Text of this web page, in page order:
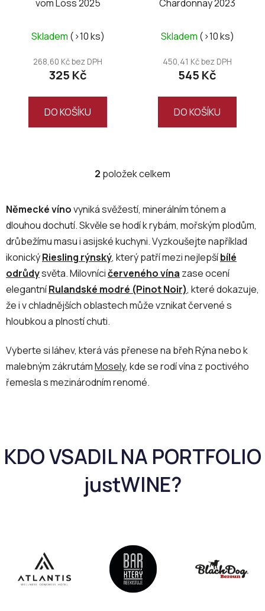
vom Löss 2025
Skladem (>10 ks)
268,60 Kč bez DPH
325 Kč
DO KOŠÍKU
Chardonnay 2023
Skladem (>10 ks)
450,41 Kč bez DPH
545 Kč
DO KOŠÍKU
O
l
á
d
a
c
í
p
r
v
v
ý
p
i
2 položek celkem
Německé vínovyniká svěžestí, minerálním tónem a
dlouhou dochutí. Skvěle se hodí k rybám, mořským plodům,
drůbežímu masu i asijské kuchyni. Vyzkoušejte například
ikonickýRiesling rýnský, který patří mezi nejlepšíbílé
odrůdysvěta. Milovnícičerveného vína zase ocení
elegantníRulandské modré (Pinot Noir), které dokazuje,
že i v chladnějších oblastech může vznikat červené s
hloubkou a plností chuti.
Vyberte si láhev, která vás přenese na břeh Rýna nebo k
malebným zákrutámMosely, kde se rodí vína z poctivého
řemesla s mezinárodním renomé.